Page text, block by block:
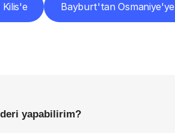
Bayburt'tan Osmaniye'ye
yapabilirim?